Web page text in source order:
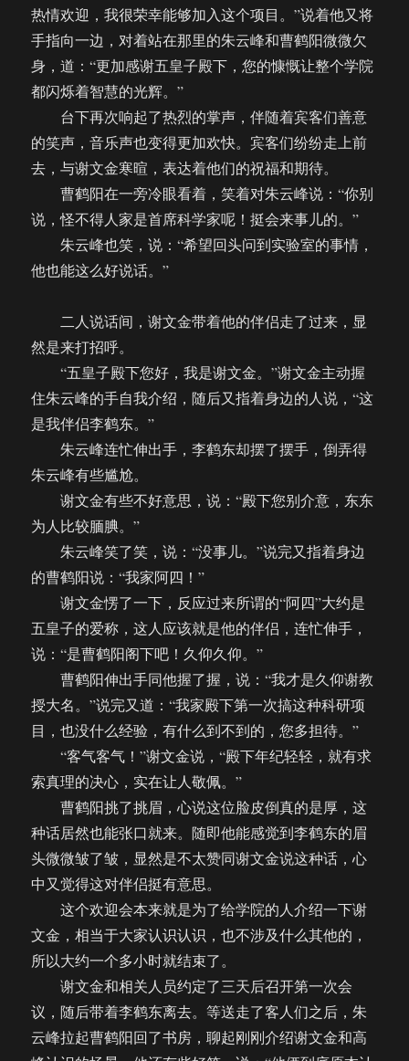
热情欢迎，我很荣幸能够加入这个项目。”说着他又将
手指向一边，对着站在那里的朱云峰和曹鹤阳微微欠
身，道：“更加感谢五皇子殿下，您的慷慨让整个学院
都闪烁着智慧的光辉。”
台下再次响起了热烈的掌声，伴随着宾客们善意
的笑声，音乐声也变得更加欢快。宾客们纷纷走上前
去，与谢文金寒暄，表达着他们的祝福和期待。
曹鹤阳在一旁冷眼看着，笑着对朱云峰说：“你别
说，怪不得人家是首席科学家呢！挺会来事儿的。”
朱云峰也笑，说：“希望回头问到实验室的事情，
他也能这么好说话。”
二人说话间，谢文金带着他的伴侣走了过来，显
然是来打招呼。
“五皇子殿下您好，我是谢文金。”谢文金主动握
住朱云峰的手自我介绍，随后又指着身边的人说，“这
是我伴侣李鹤东。”
朱云峰连忙伸出手，李鹤东却摆了摆手，倒弄得
朱云峰有些尴尬。
谢文金有些不好意思，说：“殿下您别介意，东东
为人比较腼腆。”
朱云峰笑了笑，说：“没事儿。”说完又指着身边
的曹鹤阳说：“我家阿四！”
谢文金愣了一下，反应过来所谓的“阿四”大约是
五皇子的爱称，这人应该就是他的伴侣，连忙伸手，
说：“是曹鹤阳阁下吧！久仰久仰。”
曹鹤阳伸出手同他握了握，说：“我才是久仰谢教
授大名。”说完又道：“我家殿下第一次搞这种科研项
目，也没什么经验，有什么到不到的，您多担待。”
“客气客气！”谢文金说，“殿下年纪轻轻，就有求
索真理的决心，实在让人敬佩。”
曹鹤阳挑了挑眉，心说这位脸皮倒真的是厚，这
种话居然也能张口就来。随即他能感觉到李鹤东的眉
头微微皱了皱，显然是不太赞同谢文金说这种话，心
中又觉得这对伴侣挺有意思。
这个欢迎会本来就是为了给学院的人介绍一下谢
文金，相当于大家认识认识，也不涉及什么其他的，
所以大约一个多小时就结束了。
谢文金和相关人员约定了三天后召开第一次会
议，随后带着李鹤东离去。等送走了客人们之后，朱
云峰拉起曹鹤阳回了书房，聊起刚刚介绍谢文金和高